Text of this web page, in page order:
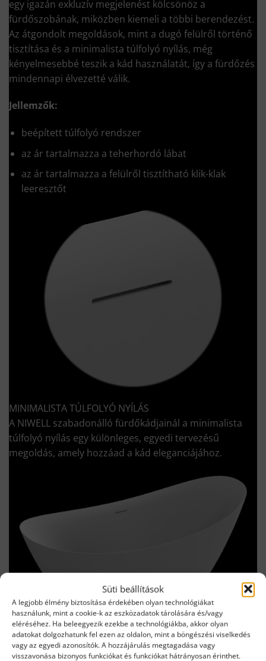
Süti beállítások
A legjobb élmény biztosítása érdekében olyan technológiákat
használunk, mint a cookie-k az eszközadatok tárolására és/vagy
eléréséhez. Ha beleegyezik ezekbe a technológiákba, akkor olyan
adatokat dolgozhatunk fel ezen az oldalon, mint a böngészési viselkedés
vagy az egyedi azonosítók. A hozzájárulás megtagadása vagy
visszavonása bizonyos funkciókat és funkciókat hátrányosan érinthet.
egy igazán exkluzív megjelenést kölcsönöz a
fürdőszobának, miközben kiemeli a többi berendezést.
Az átgondolt megoldások, mint a dugó felülről történő
tisztítása és a minimalista túlfolyó nyílás, még
kényelmesebbé teszik a kád használatát, így a fürdőzés
mindennapi élvezetté válik.
Jellemzők:
beépített túlfolyó rendszer
az ár tartalmazza a teherhordó lábat
az ár tartalmazza a felülről tisztítható klik-klak
leeresztőt
MINIMALISTA TÚLFOLYÓ NYÍLÁS
A NIWELL szabadonálló fürdőkádjainál a minimalista
túlfolyó nyílás egy különleges, egyedi tervezésű
megoldás, amely hozzáad a kád eleganciájához.